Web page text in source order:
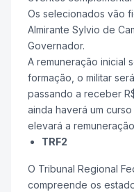
Os selecionados vão
Almirante Sylvio de
Governador.
A remuneração inicial
formação, o militar
passando a receber
ainda haverá um
elevará a
TRF2
O Tribunal Regional
compreende os